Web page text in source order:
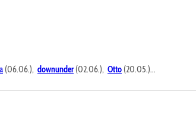
(06.06.), downunder(02.06.), Otto (20.05.)...